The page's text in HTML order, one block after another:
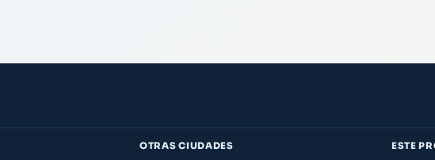
OTRAS CIUDADES ESTE